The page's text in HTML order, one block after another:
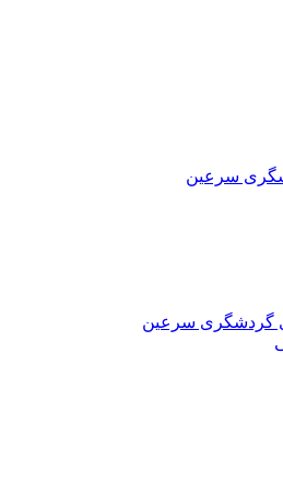
سرعین
گردشگری سرعین